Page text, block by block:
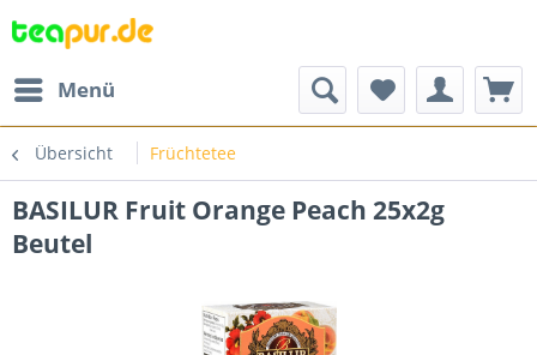
Menü
Übersicht Früchtetee
BASILUR Fruit Orange Peach 25x2g
Beutel